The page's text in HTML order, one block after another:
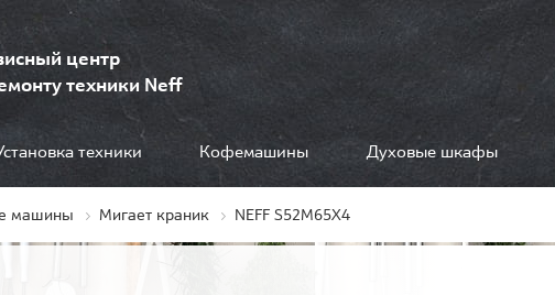
центр
техники Neff
техники Кофемашины Духовые шкафы
машины Мигает краник NEFF S52M65X4